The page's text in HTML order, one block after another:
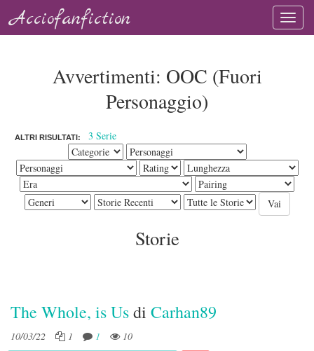
Acciofanfiction
Avvertimenti: OOC (Fuori
Personaggio)
ALTRI RISULTATI: 3 Serie
Storie
The Whole, is Usdi Carhan89
10/03/22 1 1 10